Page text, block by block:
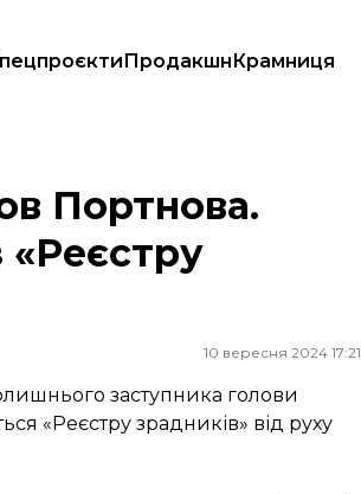
ПродакшнКрамниця
від руху «Чесно»
Портнова.
10 вересня 2024 17:21
заступника голови
«Реєстру зрадників» від руху